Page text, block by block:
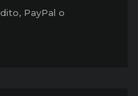
PayPal o